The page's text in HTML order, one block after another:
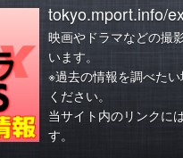
tokyo.mport.info/
映画やドラマなどの撮
います。
※過去の情報を調べた
ください。
当サイト内のリンクに
す。